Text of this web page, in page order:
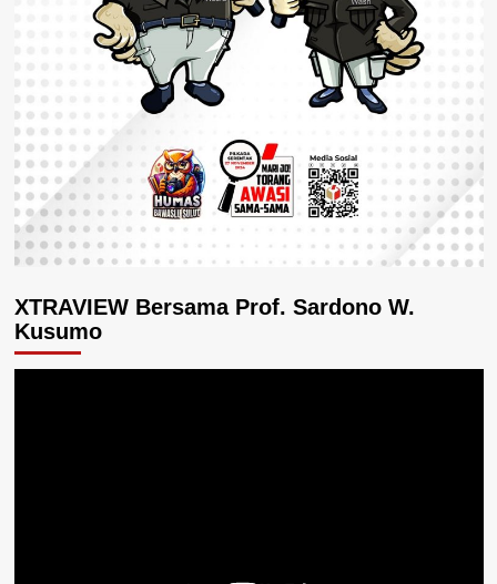
XTRAVIEW Bersama Prof. Sardono W.
Kusumo